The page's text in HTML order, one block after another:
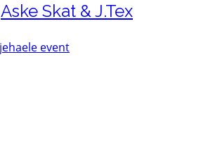
Aske Skat & J.Tex